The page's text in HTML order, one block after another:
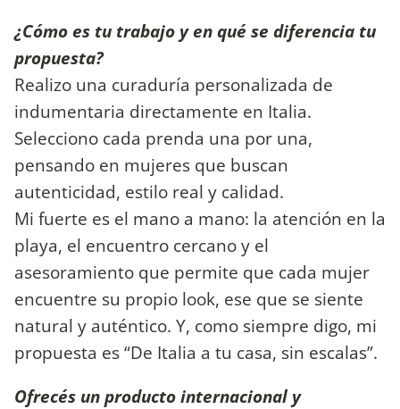
¿Cómo es tu trabajo y en qué se diferencia tu
propuesta?
Realizo una curaduría personalizada de
indumentaria directamente en Italia.
Selecciono cada prenda una por una,
pensando en mujeres que buscan
autenticidad, estilo real y calidad.
Mi fuerte es el mano a mano: la atención en la
playa, el encuentro cercano y el
asesoramiento que permite que cada mujer
encuentre su propio look, ese que se siente
natural y auténtico. Y, como siempre digo, mi
propuesta es “De Italia a tu casa, sin escalas”.
Ofrecés un producto internacional y